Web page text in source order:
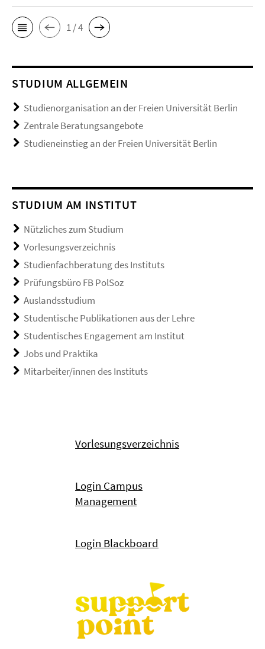
1 / 4
STUDIUM ALLGEMEIN
Studienorganisation an der Freien Universität Berlin
Zentrale Beratungsangebote
Studieneinstieg an der Freien Universität Berlin
STUDIUM AM INSTITUT
Nützliches zum Studium
Vorlesungsverzeichnis
Studienfachberatung des Instituts
Prüfungsbüro FB PolSoz
Auslandsstudium
Studentische Publikationen aus der Lehre
Studentisches Engagement am Institut
Jobs und Praktika
Mitarbeiter/innen des Instituts
Vorlesungsverzeichnis
Login Campus
Management
Login Blackboard